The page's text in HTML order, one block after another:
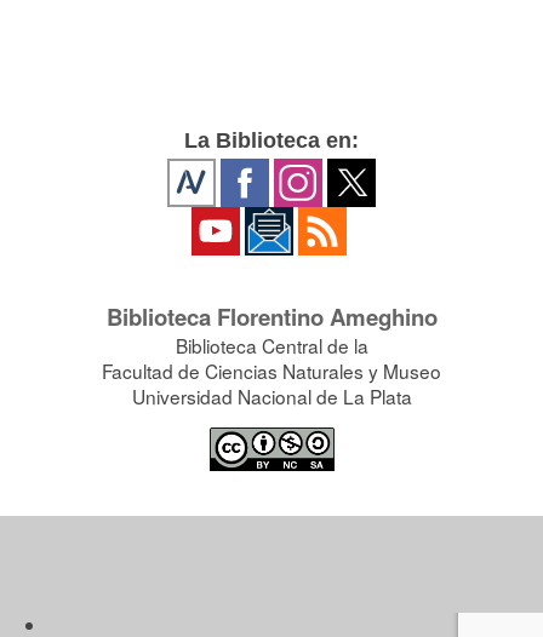
La Biblioteca en:
Biblioteca Florentino Ameghino
Biblioteca Central de la
Facultad de Ciencias Naturales y Museo
Universidad Nacional de La Plata